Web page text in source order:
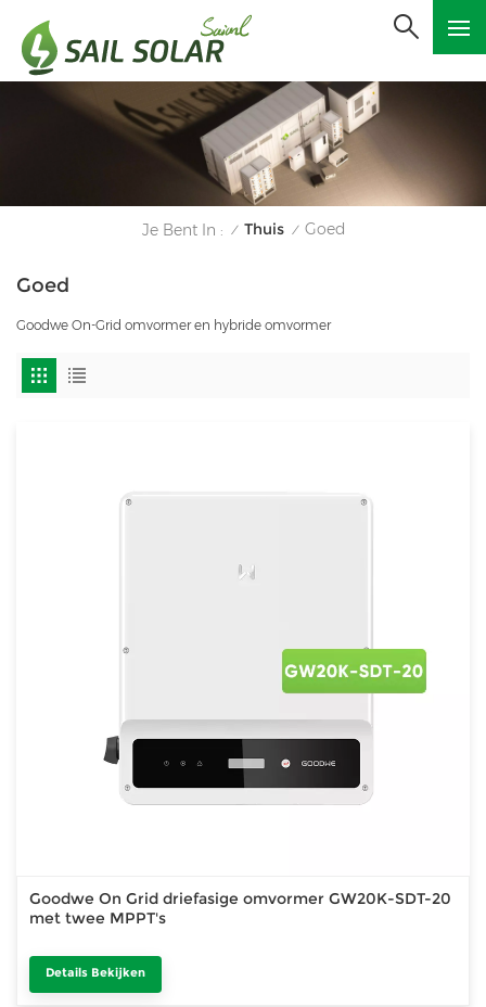
Je Bent In : / Thuis / Goed
Goed
Goodwe On-Grid omvormer en hybride omvormer
Goodwe On Grid driefasige omvormer GW20K-SDT-20
met twee MPPT's
Details Bekijken